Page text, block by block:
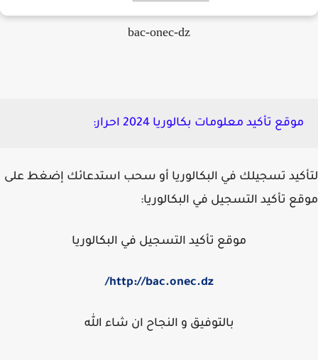
bac-onec-dz
موقع تأكيد معلومات بكالوريا 2024 احرار:
تسجيلك في البكالوريا أو سحب استدعائك إضغط على
تأكيد التسجيل في البكالوريا:
موقع تأكيد التسجيل في البكالوريا
http://bac.onec.dz/
بالتوفيق و النجاح ان شاء الله